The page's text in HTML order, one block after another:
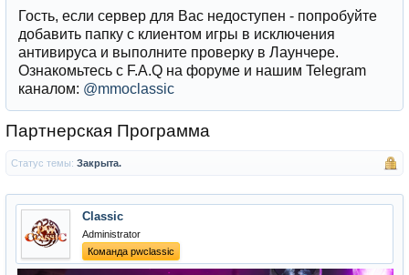
Гость, если сервер для Вас недоступен - попробуйте
добавить папку с клиентом игры в исключения
антивируса и выполните проверку в Лаунчере.
Ознакомьтесь с F.A.Q на форуме и нашим Telegram
каналом: @mmoclassic
Партнерская Программа
Статус темы: Закрыта.
Classic
Administrator
Команда pwclassic